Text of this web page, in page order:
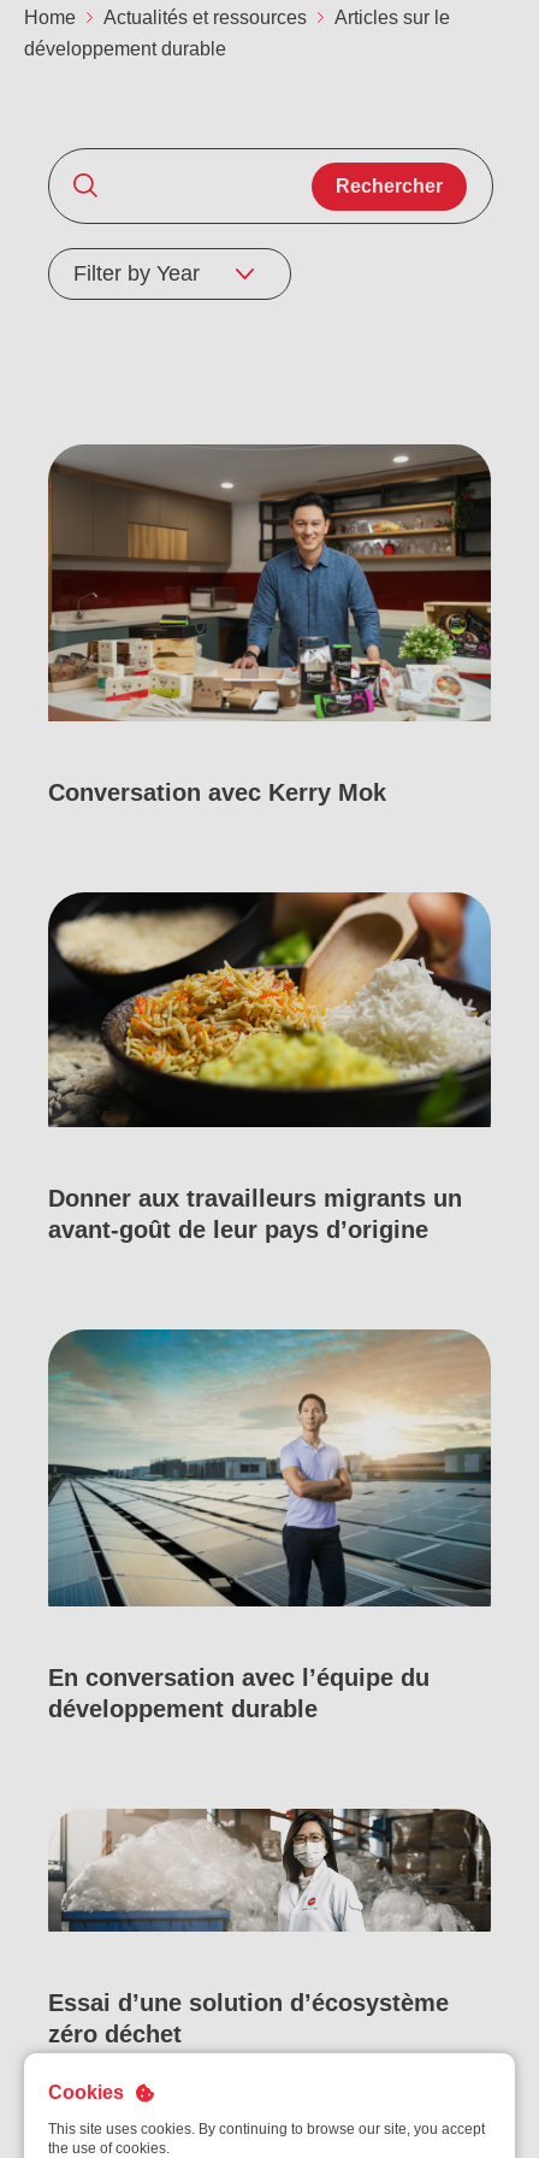
Carrières
EN
Home Actualités et ressources
Articles sur le
développement durable
Conversation avec Kerry Mok
Donner aux travailleurs migrants un
avant-goût de leur pays d’origine
En conversation avec l’équipe du
développement durable
Essai d’une solution d’écosystème
zéro déchet
Cookies
This site uses cookies. By continuing to browse our site, you accept
the use of cookies.